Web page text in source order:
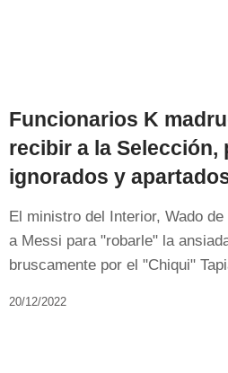
Funcionarios K
recibir a la Selección,
ignorados y
El ministro del Interior, Wado
a Messi para "robarle" la
bruscamente por el "Chiqui"
20/12/2022